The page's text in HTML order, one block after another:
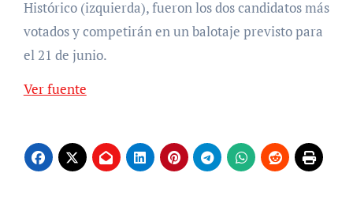
Histórico (izquierda), fueron los dos candidatos más
votados y competirán en un balotaje previsto para
el 21 de junio.
Ver fuente